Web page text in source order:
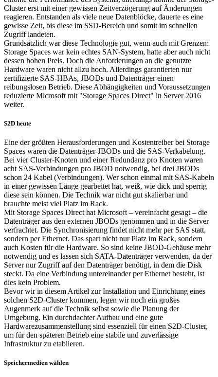
Cluster erst mit einer gewissen Zeitverzögerung auf Änderungen
reagieren. Entstanden als viele neue Datenblöcke, dauerte es eine
gewisse Zeit, bis diese im SSD-Bereich und somit im schnellen
Zugriff landeten.
Grundsätzlich war diese Technologie gut, wenn auch mit Grenzen:
Storage Spaces war kein echtes SAN-System, hatte aber auch nicht
dessen hohen Preis. Doch die Anforderungen an die genutzte
Hardware waren nicht allzu hoch. Allerdings garantierten nur
zertifizierte SAS-HBAs, JBODs und Datenträger einen
reibungslosen Betrieb. Diese Abhängigkeiten und Voraussetzungen
reduzierte Microsoft mit "Storage Spaces Direct" in Server 2016
weiter.
S2D heute
Eine der größten Herausforderungen und Kostentreiber bei Storage
Spaces waren die Datenträger-JBODs und die SAS-Verkabelung.
Bei vier Cluster-Knoten und einer Redundanz pro Knoten waren
acht SAS-Verbindungen pro JBOD notwendig, bei drei JBODs
schon 24 Kabel (Verbindungen). Wer schon einmal mit SAS-Kabeln
in einer gewissen Länge gearbeitet hat, weiß, wie dick und sperrig
diese sein können. Die Technik war nicht gut skalierbar und
brauchte meist viel Platz im Rack.
Mit Storage Spaces Direct hat Microsoft – vereinfacht gesagt – die
Datenträger aus den externen JBODs genommen und in die Server
verfrachtet. Die Synchronisierung findet nicht mehr per SAS statt,
sondern per Ethernet. Das spart nicht nur Platz im Rack, sondern
auch Kosten für die Hardware. So sind keine JBOD-Gehäuse mehr
notwendig und es lassen sich SATA-Datenträger verwenden, da der
Server nur Zugriff auf den Datenträger benötigt, in dem die Disk
steckt. Da eine Verbindung untereinander per Ethernet besteht, ist
dies kein Problem.
Bevor wir in diesem Artikel zur Installation und Einrichtung eines
solchen S2D-Cluster kommen, legen wir noch ein großes
Augenmerk auf die Technik selbst sowie die Planung der
Umgebung. Ein durchdachter Aufbau und eine gute
Hardwarezusammenstellung sind essenziell für einen S2D-Cluster,
um für den späteren Betrieb eine stabile und zuverlässige
Infrastruktur zu etablieren.
Speichermedien wählen